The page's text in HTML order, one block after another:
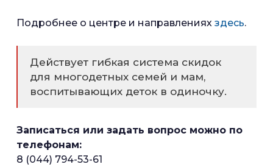
Подробнее о центре и направлениях здесь.
Действует гибкая система скидок
для многодетных семей и мам,
воспитывающих деток в одиночку.
Записаться или задать вопрос можно по
телефонам:
8 (044) 794-53-61